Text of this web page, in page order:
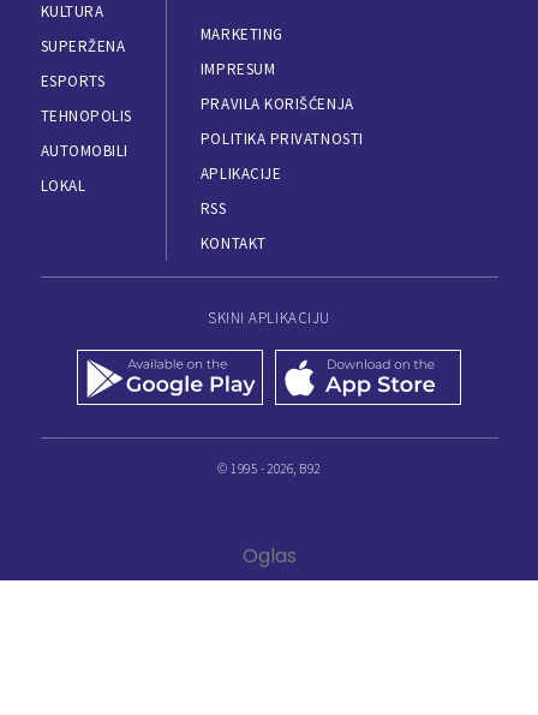
KULTURA
SUPERŽENA
ESPORTS
TEHNOPOLIS
AUTOMOBILI
LOKAL
MARKETING
IMPRESUM
PRAVILA KORIŠĆENJA
POLITIKA PRIVATNOSTI
APLIKACIJE
RSS
KONTAKT
SKINI APLIKACIJU
© 1995 - 2026, B92